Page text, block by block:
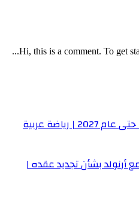
Hi, this is a comment. To get
| رياضة عربية
أرنولد بشأن تجديد عقده |